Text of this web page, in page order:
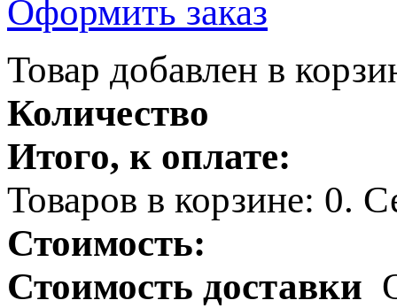
Оформить заказ
Товар добавлен в
Количество
Итого, к оплате:
Товаров в корзине: 0.
Стоимость:
Стоимость доставки